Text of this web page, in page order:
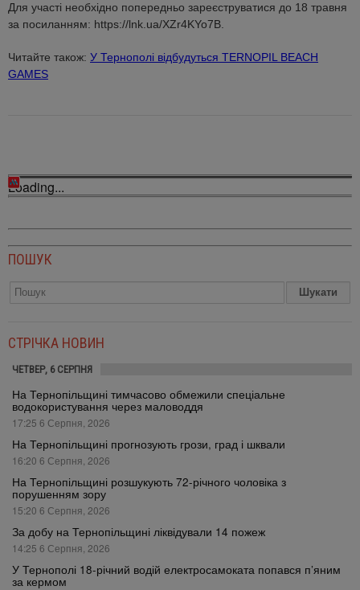
Для участі необхідно попередньо зареєструватися до 18 травня
за посиланням: https://lnk.ua/XZr4KYo7B.
Читайте також: У Тернополі відбудуться TERNOPIL BEACH
GAMES
Loading...
ПОШУК
СТРІЧКА НОВИН
ЧЕТВЕР, 6 СЕРПНЯ
На Тернопільщині тимчасово обмежили спеціальне
водокористування через маловоддя
17:25 6 Серпня, 2026
На Тернопільщині прогнозують грози, град і шквали
16:20 6 Серпня, 2026
На Тернопільщині розшукують 72-річного чоловіка з
порушенням зору
15:20 6 Серпня, 2026
За добу на Тернопільщині ліквідували 14 пожеж
14:25 6 Серпня, 2026
У Тернополі 18-річний водій електросамоката попався п’яним
за кермом